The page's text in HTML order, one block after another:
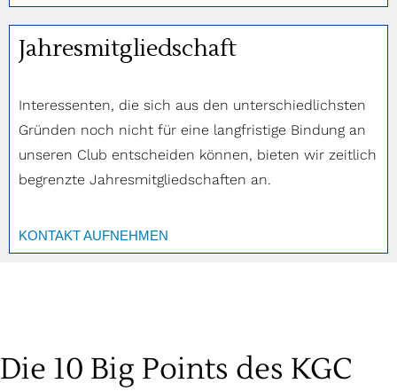
Jahresmitgliedschaft
Interessenten, die sich aus den unterschiedlichsten
Gründen noch nicht für eine langfristige Bindung an
unseren Club entscheiden können, bieten wir zeitlich
begrenzte Jahresmitgliedschaften an.
KONTAKT AUFNEHMEN
Die 10 Big Points des KGC